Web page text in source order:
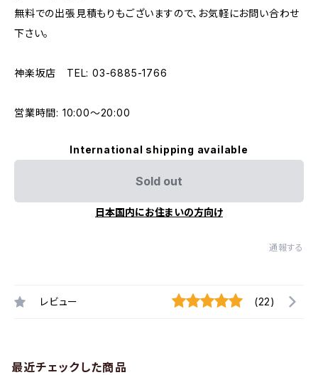
無料での出張見積もりもございますので、お気軽にお問い合わせ
下さい。
神楽坂店 TEL: 03-6885-1766
営業時間: 10:00〜20:00
International shipping available
Sold out
日本国内にお住まいの方向け
通報する
レビュー (22)
最近チェックした商品